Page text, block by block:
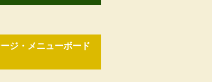
ジ・メニューボード